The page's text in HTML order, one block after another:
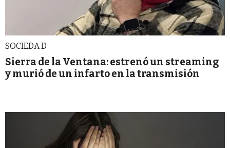
SOCIEDA D
Sierra de la Ventana: estrenó un streaming
y murió de un infarto en la transmisión